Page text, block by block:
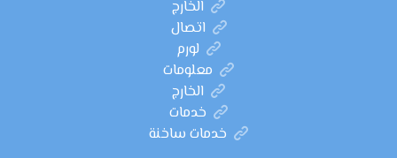
الخارج
اتصال
لورم
معلومات
الخارج
خدمات
خدمات ساخنة